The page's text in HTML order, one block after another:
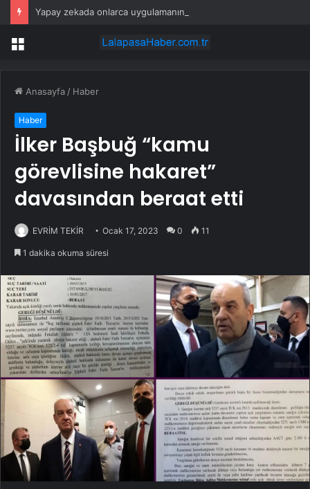
Menü
Anasayfa / Haber
Haber
İlker Başbuğ “kamu
görevlisine hakaret”
davasından beraat etti
EVRİM TEKİR Ocak 17, 2023 0 11
1 dakika okuma süresi